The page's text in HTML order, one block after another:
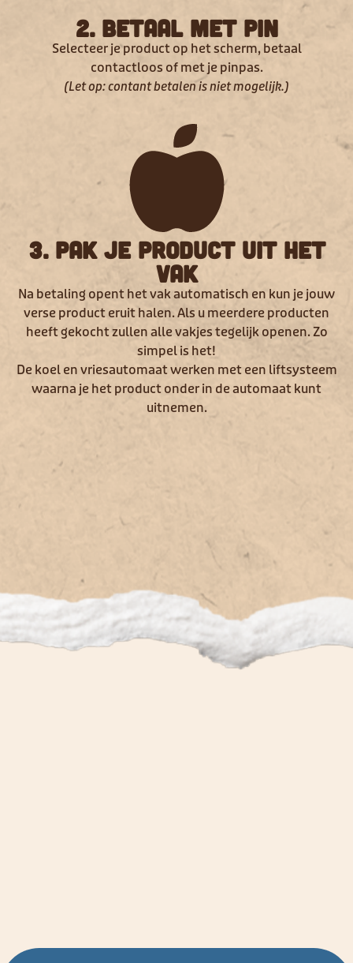
2. Betaal met pin
Selecteer je product op het scherm, betaal
contactloos of met je pinpas.
(Let op: contant betalen is niet mogelijk.)
3. Pak je product uit het
vak
Na betaling opent het vak automatisch en kun je jouw
verse product eruit halen. Als u meerdere producten
heeft gekocht zullen alle vakjes tegelijk openen. Zo
simpel is het!
De koel en vriesautomaat werken met een liftsysteem
waarna je het product onder in de automaat kunt
uitnemen.